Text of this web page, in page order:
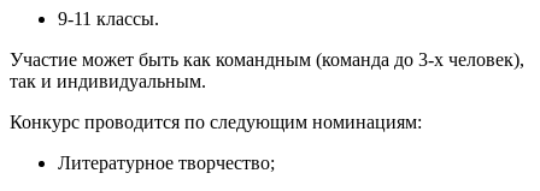
9-11 классы.
Участие может быть как командным (команда до 3-х человек),
так и индивидуальным.
Конкурс проводится по следующим номинациям:
Литературное творчество;